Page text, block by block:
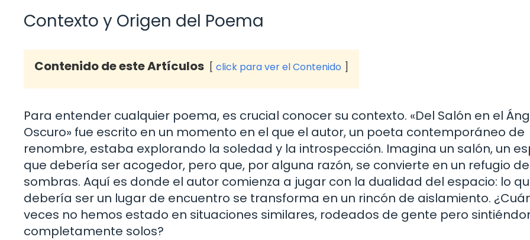
Contexto y Origen del Poema
Contenido de este Artículos click para ver el Contenido
Para entender cualquier poema, es crucial conocer su contexto. «Del Salón en el
Oscuro» fue escrito en un momento en el que el autor, un poeta contemporáneo de
renombre, estaba explorando la soledad y la introspección. Imagina un salón, un
que debería ser acogedor, pero que, por alguna razón, se convierte en un refugio de
sombras. Aquí es donde el autor comienza a jugar con la dualidad del espacio: lo
debería ser un lugar de encuentro se transforma en un rincón de aislamiento.
veces no hemos estado en situaciones similares, rodeados de gente pero
completamente solos?